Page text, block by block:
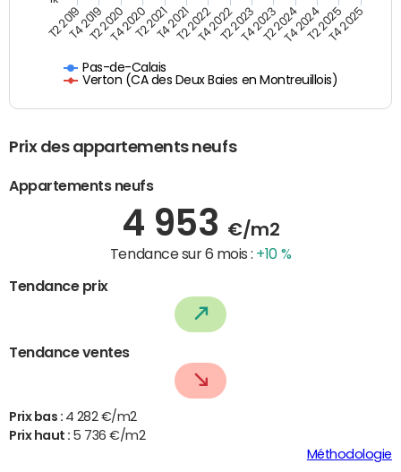
Pas-de-Calais
Verton (CA des Deux Baies en Montreuillois)
T2 2019T4 2019T2 2020T4 2020T2 2021T4 2021T2 2022T4 2022T2 2023T4 2023T2 2024T4 2024T2 2025T4 2025
Prix des appartements neufs
Appartements neufs
4 953 €/m2
Tendance sur 6 mois : +10 %
Tendance prix
Tendance ventes
Prix bas : 4 282 €/m2
Prix haut : 5 736 €/m2
Méthodologie